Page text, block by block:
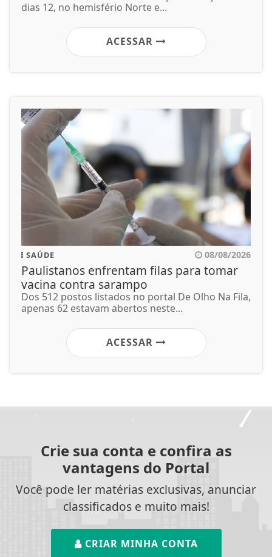
dias 12, no hemisfério Norte e...
ACESSAR
SAÚDE 08/08/2026
Paulistanos enfrentam filas para tomar
vacina contra sarampo
Dos 512 postos listados no portal De Olho Na Fila,
apenas 62 estavam abertos neste...
ACESSAR
Crie sua conta e confira as
vantagens do Portal
Você pode ler matérias exclusivas, anunciar
classificados e muito mais!
CRIAR MINHA CONTA